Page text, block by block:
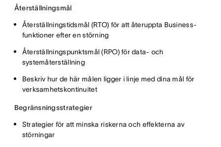
Återställningsmål
Återställningstidsmål (RTO) för att återuppta Business-
funktioner efter en störning
Återställningspunktsmål (RPO) för data- och
systemåterställning
Beskriv hur de här målen ligger i linje med dina mål för
verksamhetskontinuitet
Begränsningsstrategier
Strategier för att minska riskerna och effekterna av
störningar